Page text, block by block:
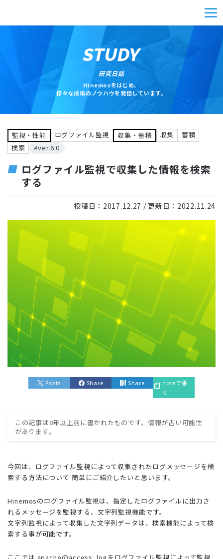
STUDY
研究日誌
Hinemosをはじめ、
様々な技術のノウハウを発信しています。
監視・性能 ログファイル監視 収集・蓄積 収集
蓄積
検索
#ver.6.0
ログファイル監視で収集した情報を検索
する
投稿日： 2017.12.27 / 更新日： 2022.11.24
Posts Share Share
noteで書
く
この記事は8年以上前に書かれたものです。情報が古い可能性
があります。
今回は、ログファイル監視によって収集されたログメッセージを検
索する方法について 簡単にご紹介したいと思います。
Hinemosのログファイル監視は、指定したログファイルに出力さ
れるメッセージを監視する、文字列監視機能です。
文字列監視によって収集した文字列データは、検索機能によって検
索する事が可能です。